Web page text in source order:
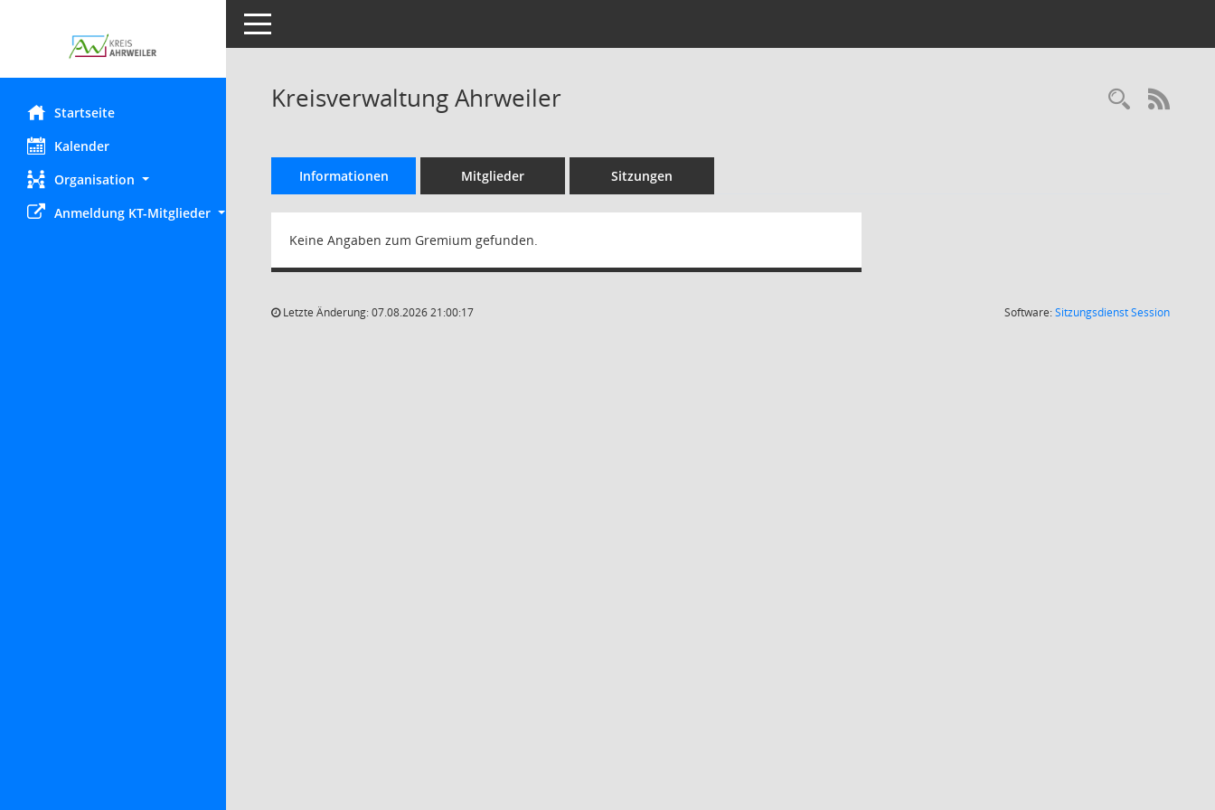
Startseite
Kalender
Organisation
Anmeldung KT-Mitglieder
Toggle navigation
Kreisverwaltung Ahrweiler
Informationen Mitglieder Sitzungen
Keine Angaben zum Gremium gefunden.
Letzte Änderung: 07.08.2026 21:00:17 Software:SitzungsdienstSession(Wird in